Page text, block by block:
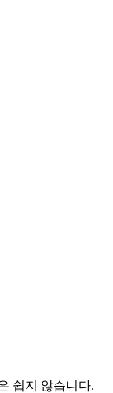
쉽지 않습니다.